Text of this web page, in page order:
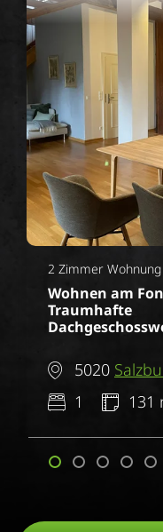
2 Zimmer Wohnung
Wohnen am
Traumhafte
Salzburg Parsch
5020
1
131